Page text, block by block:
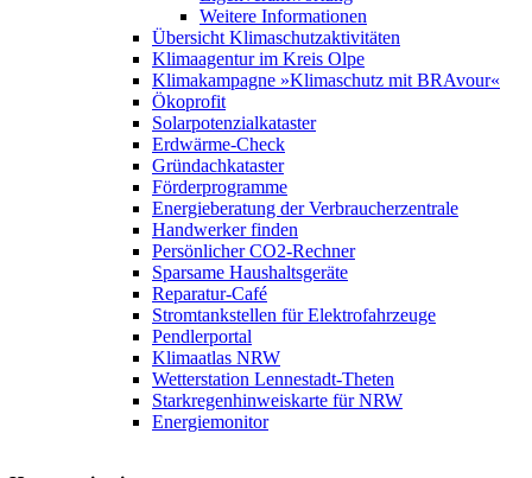
Weitere Informationen
Übersicht Klimaschutzaktivitäten
Klimaagentur im Kreis Olpe
Klimakampagne »Klimaschutz mit BRAvour«
Ökoprofit
Solarpotenzialkataster
Erdwärme-Check
Gründachkataster
Förderprogramme
Energieberatung der Verbraucherzentrale
Handwerker finden
Persönlicher CO2-Rechner
Sparsame Haushaltsgeräte
Reparatur-Café
Stromtankstellen für Elektrofahrzeuge
Pendlerportal
Klimaatlas NRW
Wetterstation Lennestadt-Theten
Starkregenhinweiskarte für NRW
Energiemonitor